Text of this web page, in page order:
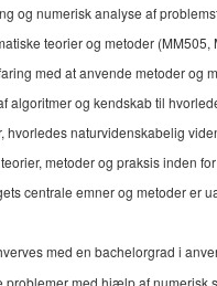
og numerisk analyse af
teorier og metoder (MM505,
med at anvende metoder og
algoritmer og kendskab til
hvorledes naturvidenskabelig
metoder og praksis inden
centrale emner og metoder er
med en bachelorgrad i